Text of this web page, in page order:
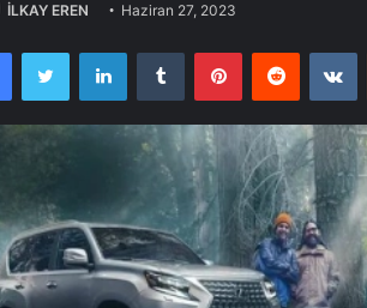
İLKAY EREN Haziran 27, 2023
FacebookTwitter LinkedInTumblr PinterestReddit